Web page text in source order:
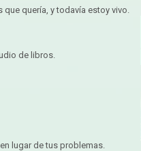
quería, y todavía estoy vivo.
de libros.
lugar de tus problemas.